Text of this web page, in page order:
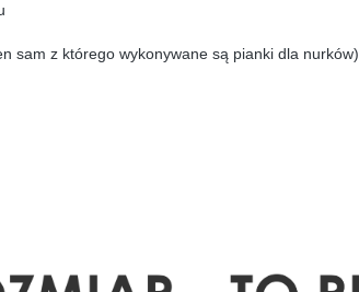
sam z którego wykonywane są pianki dla nurków)